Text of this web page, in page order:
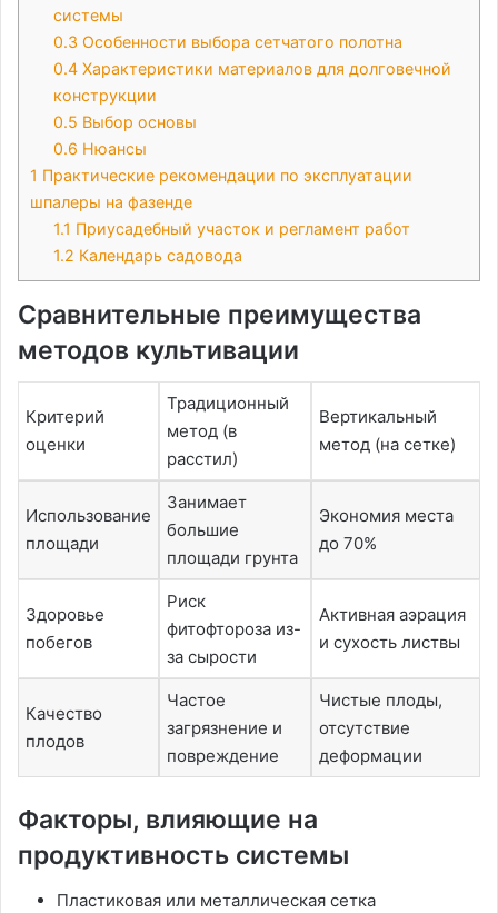
системы
0.3 Особенности выбора сетчатого полотна
0.4 Характеристики материалов для долговечной
конструкции
0.5 Выбор основы
0.6 Нюансы
1 Практические рекомендации по эксплуатации
шпалеры на фазенде
1.1 Приусадебный участок и регламент работ
1.2 Календарь садовода
Сравнительные преимущества
методов культивации
Критерий
оценки
Традиционный
метод (в
расстил)
Вертикальный
метод (на сетке)
Использование
площади
Занимает
большие
площади грунта
Экономия места
до 70%
Здоровье
побегов
Риск
фитофтороза из-
за сырости
Активная аэрация
и сухость листвы
Качество
плодов
Частое
загрязнение и
повреждение
Чистые плоды,
отсутствие
деформации
Факторы, влияющие на
продуктивность системы
Пластиковая или металлическая сетка